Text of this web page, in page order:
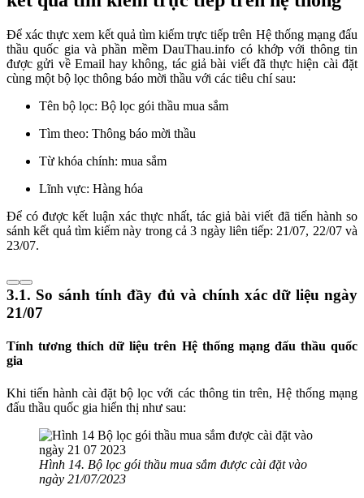
Để xác thực xem kết quả tìm kiếm trực tiếp trên Hệ thống mạng đấu
thầu quốc gia và phần mềm DauThau.info có khớp với thông tin
được gửi về Email hay không, tác giả bài viết đã thực hiện cài đặt
cùng một bộ lọc thông báo mời thầu với các tiêu chí sau:
Tên bộ lọc: Bộ lọc gói thầu mua sắm
Tìm theo: Thông báo mời thầu
Từ khóa chính: mua sắm
Lĩnh vực: Hàng hóa
Để có được kết luận xác thực nhất, tác giả bài viết đã tiến hành so
sánh kết quả tìm kiếm này trong cả 3 ngày liên tiếp: 21/07, 22/07 và
23/07.
3.1. So sánh tính đầy đủ và chính xác dữ liệu ngày
21/07
Tính tương thích dữ liệu trên Hệ thống mạng đấu thầu quốc
gia
Khi tiến hành cài đặt bộ lọc với các thông tin trên, Hệ thống mạng
đấu thầu quốc gia hiển thị như sau:
Hình 14. Bộ lọc gói thầu mua sắm được cài đặt vào
ngày 21/07/2023